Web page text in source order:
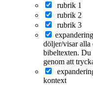
rubrik 1
rubrik 2
rubrik 3
döljer/visar alla
bibeltexten. Du
genom att
kontext